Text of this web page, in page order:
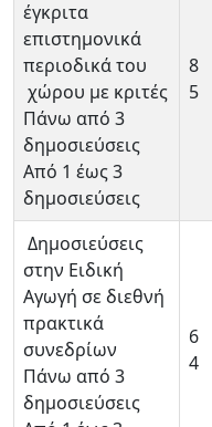
έγκριτα
επιστημονικά
περιοδικά του
χώρου με κριτές
Πάνω από 3
δημοσιεύσεις
Από 1 έως 3
δημοσιεύσεις
8
5
Δημοσιεύσεις
στην Ειδική
Αγωγή σε διεθνή
πρακτικά
συνεδρίων
Πάνω από 3
δημοσιεύσεις
6
4